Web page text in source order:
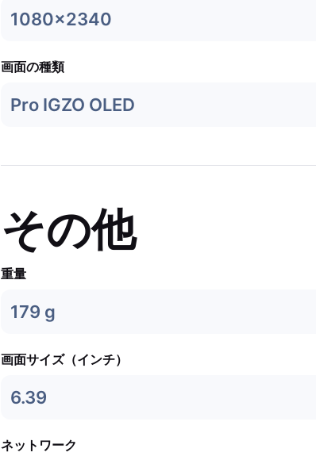
1080x2340
画面の種類
Pro IGZO OLED
その他
重量
179 g
画面サイズ（インチ）
6.39
ネットワーク